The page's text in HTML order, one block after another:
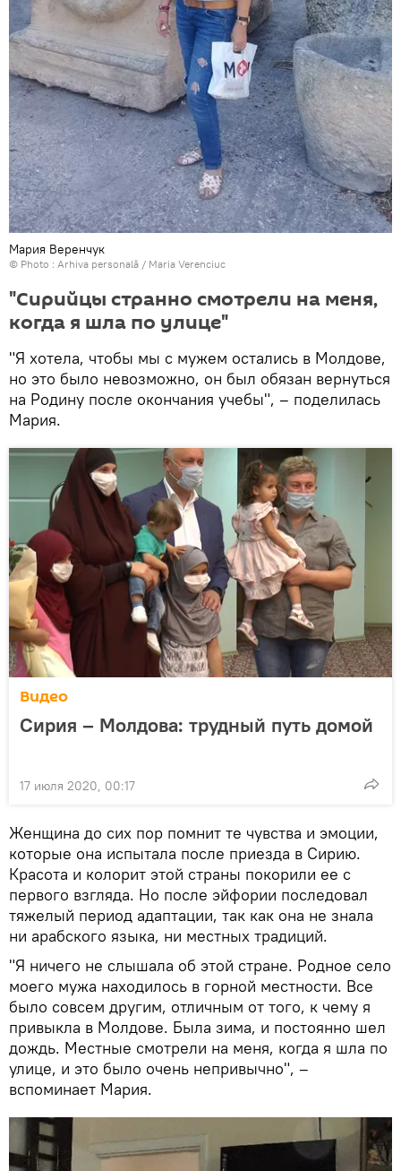
Мария Веренчук
© Photo : Arhiva personală / Maria Verenciuc
"Сирийцы странно смотрели на меня,
когда я шла по улице"
"Я хотела, чтобы мы с мужем остались в Молдове,
но это было невозможно, он был обязан вернуться
на Родину после окончания учебы", – поделилась
Мария.
Видео
Сирия – Молдова: трудный путь домой
17 июля 2020, 00:17
Женщина до сих пор помнит те чувства и эмоции,
которые она испытала после приезда в Сирию.
Красота и колорит этой страны покорили ее с
первого взгляда. Но после эйфории последовал
тяжелый период адаптации, так как она не знала
ни арабского языка, ни местных традиций.
"Я ничего не слышала об этой стране. Родное село
моего мужа находилось в горной местности. Все
было совсем другим, отличным от того, к чему я
привыкла в Молдове. Была зима, и постоянно шел
дождь. Местные смотрели на меня, когда я шла по
улице, и это было очень непривычно", –
вспоминает Мария.